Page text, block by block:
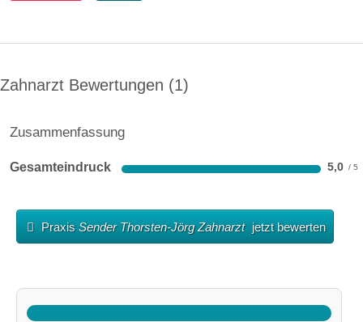
Zahnarzt Bewertungen 1
Zusammenfassung
Gesamteindruck 5,0
Praxis Sender Thorsten-Jörg Zahnarzt jetzt bewerten